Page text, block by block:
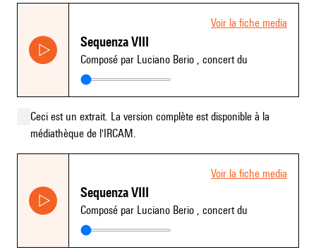
Voir la fiche media
Sequenza VIII
Composé par Luciano Berio , concert du
Ceci est un extrait. La version complète est disponible à la
médiathèque de l'IRCAM.
Voir la fiche media
Sequenza VIII
Composé par Luciano Berio , concert du